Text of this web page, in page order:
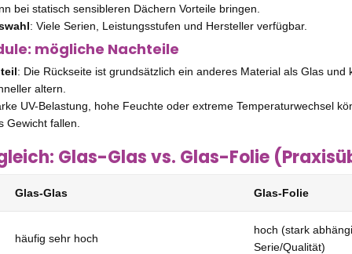
bei statisch sensibleren Dächern Vorteile bringen.
: Viele Serien, Leistungsstufen und Hersteller verfügbar.
mögliche Nachteile
: Die Rückseite ist grundsätzlich ein anderes Material als Glas und
altern.
UV-Belastung, hohe Feuchte oder extreme Temperaturwechsel
Gewicht fallen.
Glas-Glas vs. Glas-Folie
Glas-Glas Glas-Folie
häufig sehr hoch
hoch (stark
Serie/Qualität)